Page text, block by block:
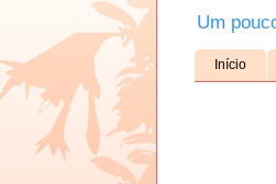
Um
Início